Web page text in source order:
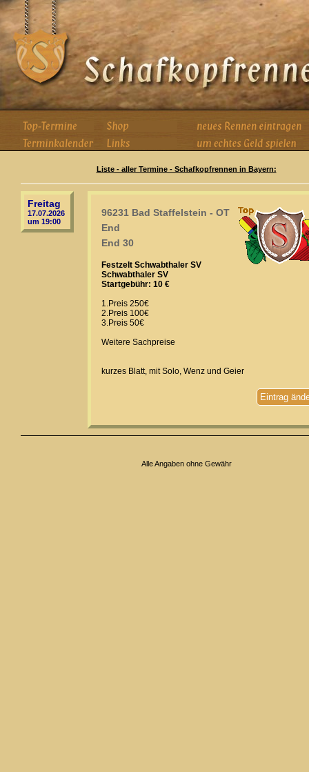
Liste - aller Termine - Schafkopfrennen in Bayern:
Freitag
17.07.2026
um 19:00
96231 Bad Staffelstein - OT
End
End 30
Festzelt Schwabthaler SV
Schwabthaler SV
Startgebühr: 10 €
1.Preis 250€
2.Preis 100€
3.Preis 50€
Weitere Sachpreise
kurzes Blatt, mit Solo, Wenz und Geier
Eintrag
Alle Angaben ohne Gewähr